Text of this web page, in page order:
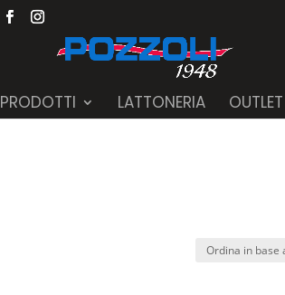
PRODOTTI LATTONERIA OUTLET